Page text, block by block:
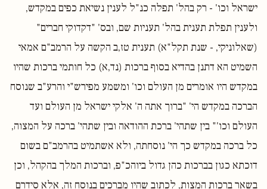
ישראל וכו' - רק בהל' תפלה כנ"ל לענין נשיאת כפים במקדש,
ולענין תפלת תענית בהל' תעניות שם, ובס' "דקדוקי חברים"
(שאלוניקי, - שנת תקל"א) תענית טז,ב הקשה על הרמב"ם אמאי
השמיט הא דתנן בהדיא בסוף ברכות (נד,א) כל חותמי ברכות שהיו
במקדש היו אומרים מן העולם וכו' ומשמע מפירש"י והרע"ב שנוסח
הברכה במקדש הי' "ברוך אתה ה' אלקי ישראל מן העולם ועד
העולם וכו'" בין שתהי' ברכת ההודאה ובין שתהי' ברכה על המצוה,
כל ברכה במקדש כך הי' נוסחתה, ולא אשתמיט בהרמב"ם בשום
דוכתא כגון בברכות כהן גדול ביוהכ"פ, וברכות המלך בהקהל, וכן
בשאר ברכות המצות, לכתוב שהיו מברכים בנוסח זה, אלא סידרם